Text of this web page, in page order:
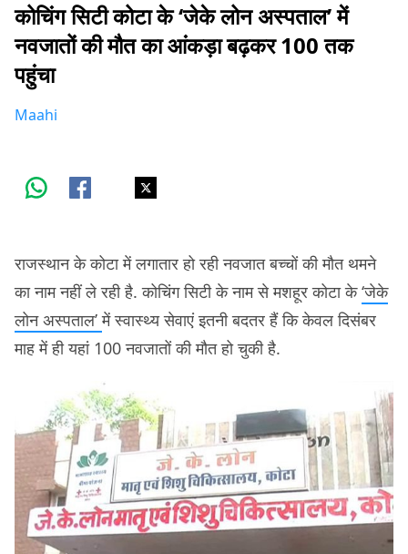
कोचिंग सिटी कोटा के ‘जेके लोन अस्पताल’ में
नवजातों की मौत का आंकड़ा बढ़कर 100 तक
पहुंचा
Maahi
राजस्थान के कोटा में लगातार हो रही नवजात बच्चों की मौत थमने
का नाम नहीं ले रही है. कोचिंग सिटी के नाम से मशहूर कोटा के‘जेके
लोन अस्पताल’में स्वास्थ्य सेवाएं इतनी बदतर हैं कि केवल दिसंबर
माह में ही यहां 100 नवजातों की मौत हो चुकी है.